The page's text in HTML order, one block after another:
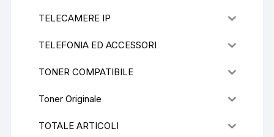
TELECAMERE IP
TELEFONIA ED ACCESSORI
TONER COMPATIBILE
Toner Originale
TOTALE ARTICOLI